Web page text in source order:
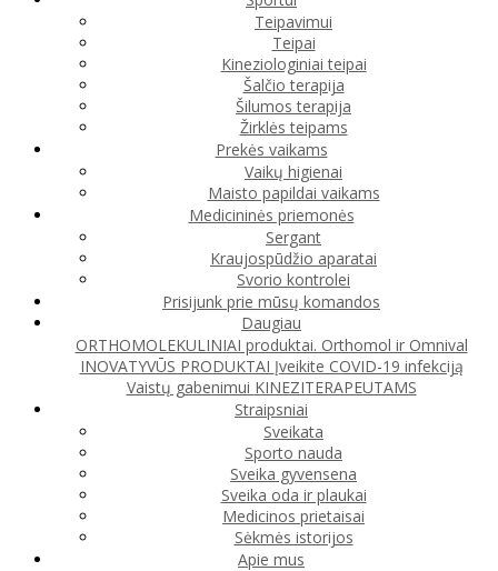
Teipavimui
Teipai
Kineziologiniai teipai
Šalčio terapija
Šilumos terapija
Žirklės teipams
Prekės vaikams
Vaikų higienai
Maisto papildai vaikams
Medicininės priemonės
Sergant
Kraujospūdžio aparatai
Svorio kontrolei
Prisijunk prie mūsų komandos
Daugiau
ORTHOMOLEKULINIAI produktai. Orthomol ir Omnival
INOVATYVŪS PRODUKTAI Įveikite COVID-19 infekciją
Vaistų gabenimui KINEZITERAPEUTAMS
Straipsniai
Sveikata
Sporto nauda
Sveika gyvensena
Sveika oda ir plaukai
Medicinos prietaisai
Sėkmės istorijos
Apie mus